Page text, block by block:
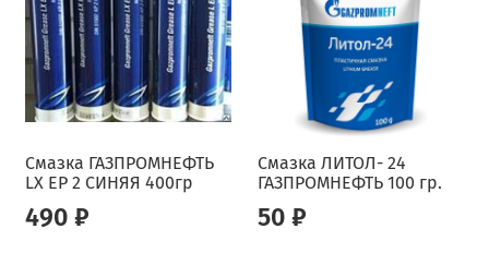
Смазка ГАЗПРОМНЕФТЬ
LX EP 2 СИНЯЯ 400гр
490 ₽
Смазка ЛИТОЛ- 24
ГАЗПРОМНЕФТЬ 100 гр.
50 ₽